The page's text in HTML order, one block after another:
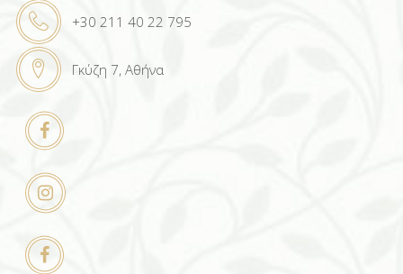
+30 211 40 22 795
Γκύζη 7, Αθήνα